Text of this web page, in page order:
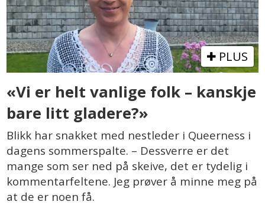
PLUS
«Vi er helt vanlige folk – kanskje
bare litt gladere?»
Blikk har snakket med nestleder i Queerness i
dagens sommerspalte. – Dessverre er det
mange som ser ned på skeive, det er tydelig i
kommentarfeltene. Jeg prøver å minne meg på
at de er noen få.